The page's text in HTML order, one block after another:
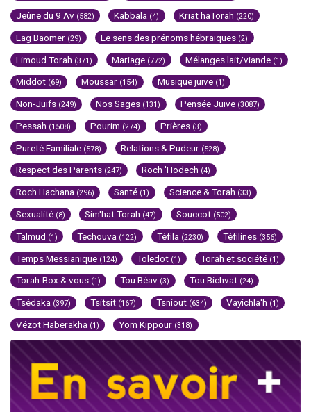
Jeûne du 9 Av (582) Kabbala (4) Kriat haTorah (220)
Lag Baomer (29) Le sens des prénoms hébraïques (2)
Limoud Torah (371) Mariage (772) Mélanges lait/viande (1)
Middot (69) Moussar (154) Musique juive (1)
Non-Juifs (249) Nos Sages (131) Pensée Juive (3087)
Pessah (1508) Pourim (274) Prières (3)
Pureté Familiale (578) Relations & Pudeur (528)
Respect des Parents (247) Roch 'Hodech (4)
Roch Hachana (296) Santé (1) Science & Torah (33)
Sexualité (8) Sim'hat Torah (47) Souccot (502)
Talmud (1) Techouva (122) Téfila (2230) Téfilines (356)
Temps Messianique (124) Toledot (1) Torah et société (1)
Torah-Box & vous (1) Tou Béav (3) Tou Bichvat (24)
Tsédaka (397) Tsitsit (167) Tsniout (634) Vayichla'h (1)
Vézot Haberakha (1) Yom Kippour (318)